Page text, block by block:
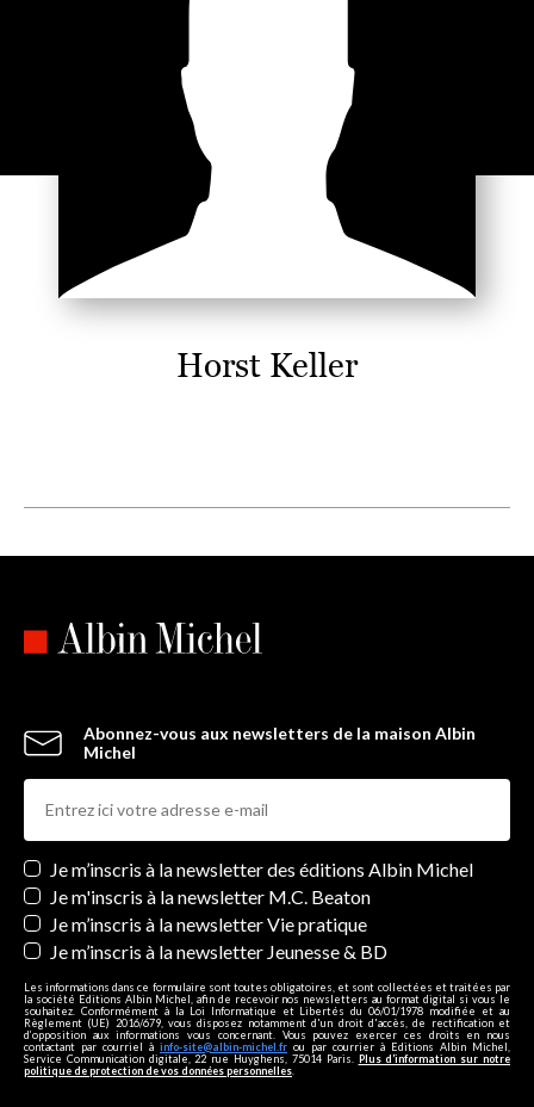
Horst Keller
Abonnez-vous aux newsletters de la maison Albin
Michel
Newsletters
Je m’inscris à la newsletter des éditions Albin Michel
Je m'inscris à la newsletter M.C. Beaton
Je m’inscris à la newsletter Vie pratique
Je m’inscris à la newsletter Jeunesse & BD
Les informations dans ce formulaire sont toutes obligatoires, et sont collectées et traitées par
la société Editions Albin Michel, afin de recevoir nos newsletters au format digital si vous le
souhaitez. Conformément à la Loi Informatique et Libertés du 06/01/1978 modifiée et au
Règlement (UE) 2016/679, vous disposez notamment d'un droit d'accès, de rectification et
d’opposition aux informations vous concernant. Vous pouvez exercer ces droits en nous
contactant par courriel à info-site@albin-michel.fr ou par courrier à Editions Albin Michel,
Service Communication digitale, 22 rue Huyghens, 75014 Paris. Plus d’information sur notre
politique de protection de vos données personnelles